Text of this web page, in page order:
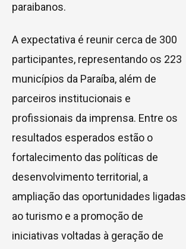
paraibanos.
A expectativa é reunir cerca de 300
participantes, representando os 223
municípios da Paraíba, além de
parceiros institucionais e
profissionais da imprensa. Entre os
resultados esperados estão o
fortalecimento das políticas de
desenvolvimento territorial, a
ampliação das oportunidades ligadas
ao turismo e a promoção de
iniciativas voltadas à geração de